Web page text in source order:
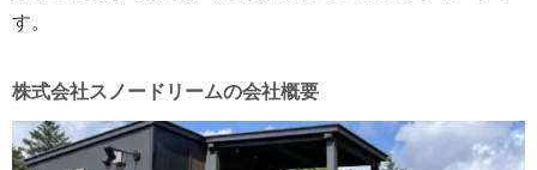
す。
株式会社スノードリームの会社概要